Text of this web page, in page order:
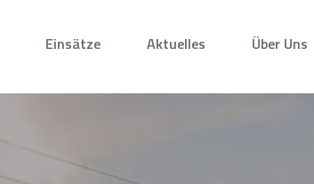
Einsätze Aktuelles Über Uns